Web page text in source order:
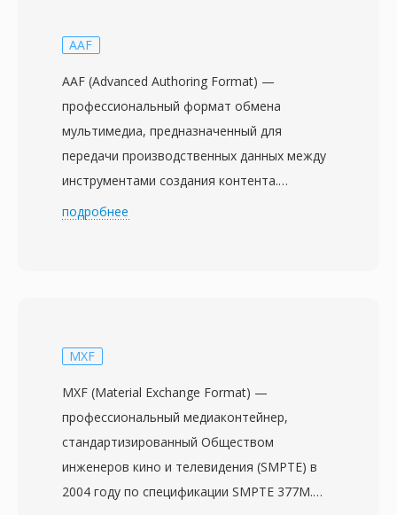
AAF
AAF (Advanced Authoring Format) —
профессиональный формат обмена
мультимедиа, предназначенный для
передачи производственных данных между
инструментами создания контента.
Первоначально разработанный
предоставляет развитую метаданную
видеоматериалы, но и монтажные решения,
параметры эффектов, переходы и структуру
таймлайна. Это делает его особенно
ценным в процессах постпродакшна, где
проекты перемещаются между различными
подробнее
MXF
MXF (Material Exchange Format) —
профессиональный медиаконтейнер,
стандартизированный Обществом
инженеров кино и телевидения (SMPTE) в
2004 году по спецификации SMPTE 377M.